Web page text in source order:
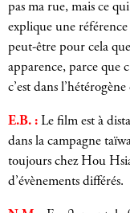
pas ma rue, mais ce
explique une
peut-être pour cela
apparence, parce que
c’est dans
E.B. : Le film est à
dans la campagne
toujours chez Hou
d’évènements différés.